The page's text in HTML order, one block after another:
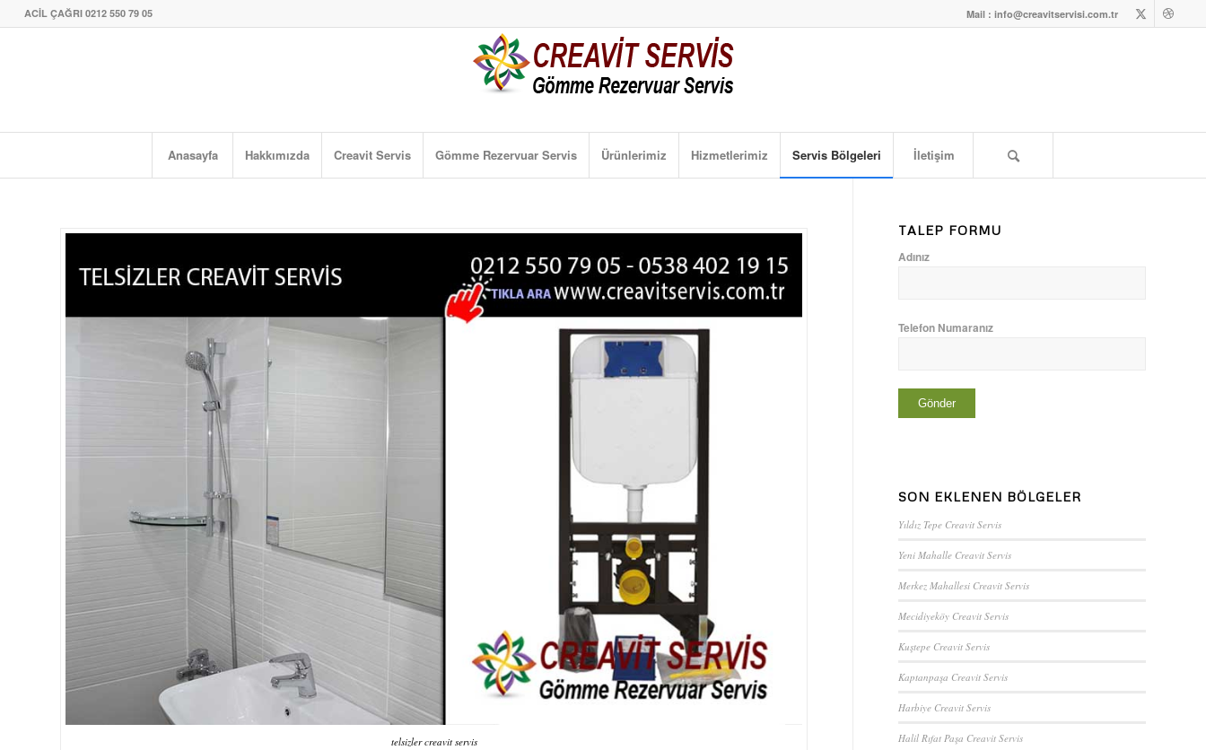
Mail : info@creavitservisi.com.tr
ACİL ÇAĞRI 0212 550 79 05
Anasayfa Hakkımızda Creavit Servis Gömme Rezervuar Servis Ürünlerimiz Hizmetlerimiz Servis Bölgeleri İletişim
telsizler creavit servis
TALEP FORMU
Adınız
Telefon Numaranız
SON EKLENEN BÖLGELER
Yıldız Tepe Creavit Servis
Yeni Mahalle Creavit Servis
Merkez Mahallesi Creavit Servis
Mecidiyeköy Creavit Servis
Kuştepe Creavit Servis
Kaptanpaşa Creavit Servis
Harbiye Creavit Servis
Halil Rıfat Paşa Creavit Servis